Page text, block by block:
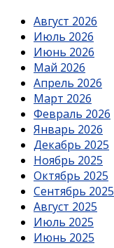
Август 2026
Июль 2026
Июнь 2026
Май 2026
Апрель 2026
Март 2026
Февраль 2026
Январь 2026
Декабрь 2025
Ноябрь 2025
Октябрь 2025
Сентябрь 2025
Август 2025
Июль 2025
Июнь 2025